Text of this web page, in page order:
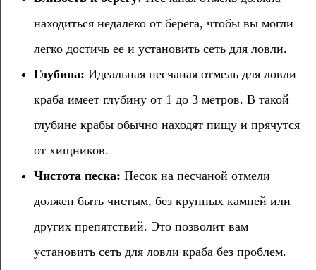
находиться недалеко от берега, чтобы вы могли
легко достичь ее и установить сеть для ловли.
Глубина: Идеальная песчаная отмель для ловли
краба имеет глубину от 1 до 3 метров. В такой
глубине крабы обычно находят пищу и прячутся
от хищников.
Чистота песка: Песок на песчаной отмели
должен быть чистым, без крупных камней или
других препятствий. Это позволит вам
установить сеть для ловли краба без проблем.